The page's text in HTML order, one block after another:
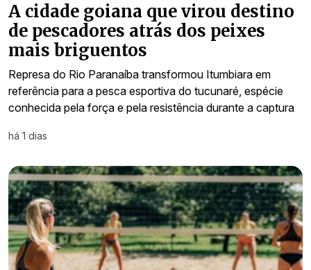
A cidade goiana que virou destino
de pescadores atrás dos peixes
mais briguentos
Represa do Rio Paranaíba transformou Itumbiara em
referência para a pesca esportiva do tucunaré, espécie
conhecida pela força e pela resistência durante a captura
há 1 dias